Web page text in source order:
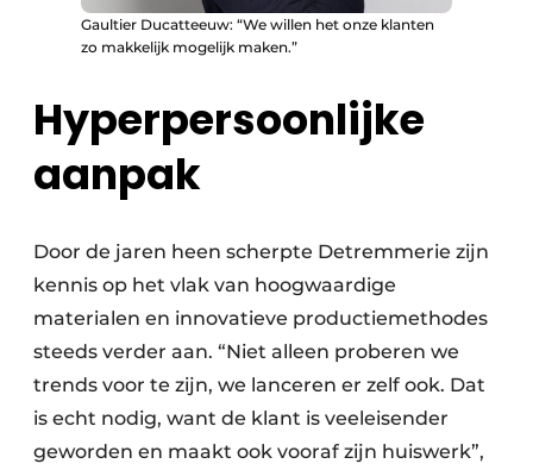
Gaultier Ducatteeuw: “We willen het onze klanten
zo makkelijk mogelijk maken.”
Hyperpersoonlijke
aanpak
Door de jaren heen scherpte ­Detremmerie zijn
kennis op het vlak van hoogwaardige
materialen en innovatieve productiemethodes
steeds verder aan. “Niet alleen proberen we
trends voor te zijn, we lanceren er zelf ook. Dat
is echt nodig, want de klant is veeleisender
geworden en maakt ook vooraf zijn huiswerk”,